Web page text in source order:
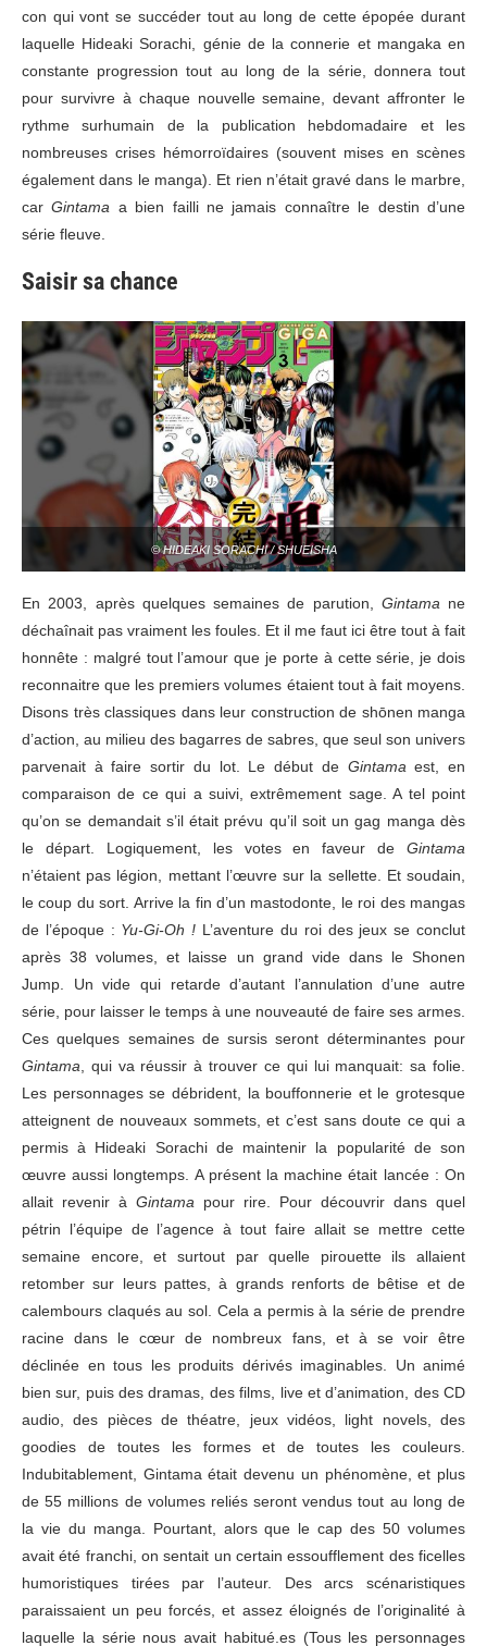
con qui vont se succéder tout au long de cette épopée durant
laquelle Hideaki Sorachi, génie de la connerie et mangaka en
constante progression tout au long de la série, donnera tout
pour survivre à chaque nouvelle semaine, devant affronter le
rythme surhumain de la publication hebdomadaire et les
nombreuses crises hémorroïdaires (souvent mises en scènes
également dans le manga). Et rien n’était gravé dans le marbre,
carGintama a bien failli ne jamais connaître le destin d’une
série fleuve.
Saisir sa chance
© HIDEAKI SORACHI / SHUEISHA
En 2003, après quelques semaines de parution, Gintama ne
déchaînait pas vraiment les foules. Et il me faut ici être tout à fait
honnête : malgré tout l’amour que je porte à cette série, je dois
reconnaitre que les premiers volumes étaient tout à fait moyens.
Disons très classiques dans leur construction de shōnen manga
d’action, au milieu des bagarres de sabres, que seul son univers
parvenait à faire sortir du lot. Le début de Gintama est, en
comparaison de ce qui a suivi, extrêmement sage. A tel point
qu’on se demandait s’il était prévu qu’il soit un gag manga dès
le départ. Logiquement, les votes en faveur de Gintama
n’étaient pas légion, mettant l’œuvre sur la sellette. Et soudain,
le coup du sort. Arrive la fin d’un mastodonte, le roi des mangas
de l’époque : Yu-Gi-Oh ! L’aventure du roi des jeux se conclut
après 38 volumes, et laisse un grand vide dans le Shonen
Jump. Un vide qui retarde d’autant l’annulation d’une autre
série, pour laisser le temps à une nouveauté de faire ses armes.
Ces quelques semaines de sursis seront déterminantes pour
Gintama , qui va réussir à trouver ce qui lui manquait: sa folie.
Les personnages se débrident, la bouffonnerie et le grotesque
atteignent de nouveaux sommets, et c’est sans doute ce qui a
permis à Hideaki Sorachi de maintenir la popularité de son
œuvre aussi longtemps. A présent la machine était lancée : On
allait revenir à Gintama pour rire. Pour découvrir dans quel
pétrin l’équipe de l’agence à tout faire allait se mettre cette
semaine encore, et surtout par quelle pirouette ils allaient
retomber sur leurs pattes, à grands renforts de bêtise et de
calembours claqués au sol. Cela a permis à la série de prendre
racine dans le cœur de nombreux fans, et à se voir être
déclinée en tous les produits dérivés imaginables. Un animé
bien sur, puis des dramas, des films, live et d’animation, des CD
audio, des pièces de théatre, jeux vidéos, light novels, des
goodies de toutes les formes et de toutes les couleurs.
Indubitablement, Gintama était devenu un phénomène, et plus
de 55 millions de volumes reliés seront vendus tout au long de
la vie du manga. Pourtant, alors que le cap des 50 volumes
avait été franchi, on sentait un certain essoufflement des ficelles
humoristiques tirées par l’auteur. Des arcs scénaristiques
paraissaient un peu forcés, et assez éloignés de l’originalité à
laquelle la série nous avait habitué.es (Tous les personnages